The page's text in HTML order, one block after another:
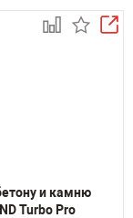
и камню
Turbo Pro